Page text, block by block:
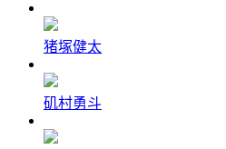
猪塚健太
矶村勇斗